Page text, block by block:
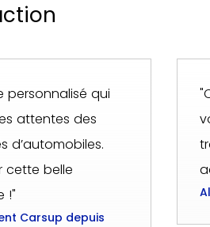
personnalisé qui
attentes des
d’automobiles.
cette belle
!"
Carsup depuis